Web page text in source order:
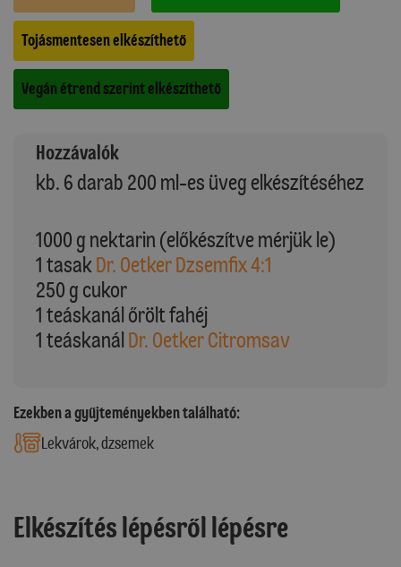
Tojásmentesen elkészíthető
Vegán étrend szerint elkészíthető
Hozzávalók
kb. 6 darab 200 ml-es üveg elkészítéséhez
1000 g nektarin (előkészítve mérjük le)
1 tasak Dr. Oetker Dzsemfix 4:1
250 g cukor
1 teáskanál őrölt fahéj
1 teáskanálDr. Oetker Citromsav
Ezekben a gyűjteményekben található:
Lekvárok, dzsemek
Elkészítés lépésről lépésre